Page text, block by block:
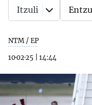
NTM / EP
10·02·25
14:44
Itzuli